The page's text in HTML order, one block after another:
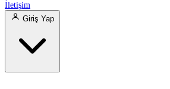
İletişim
Giriş Yap